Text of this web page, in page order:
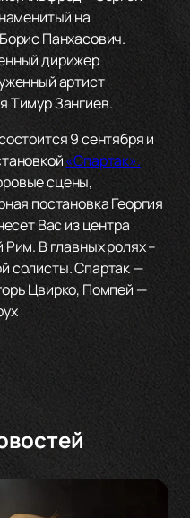
на
Панхасович.
дирижер
артист
Тимур Зангиев.
9 сентября и
«Спартак».
сцены,
постановка Георгия
Вас из центра
В главных ролях –
солисты. Спартак —
Цвирко, Помпей —